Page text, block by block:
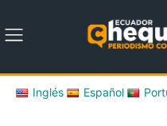
Inglés Español